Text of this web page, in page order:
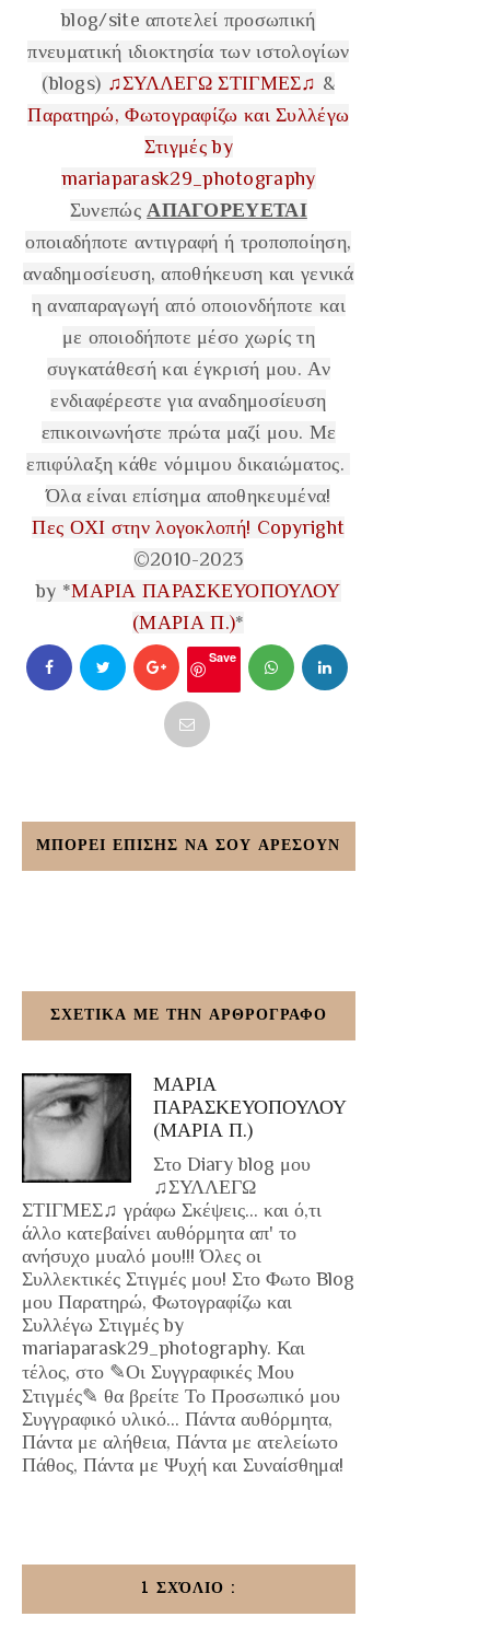
blog/site αποτελεί προσωπική
πνευματική ιδιοκτησία των ιστολογίων
(blogs) ♫ΣΥΛΛΕΓΩ ΣΤΙΓΜΕΣ♫ &
Παρατηρώ, Φωτογραφίζω και Συλλέγω
Στιγμές by
mariaparask29_photography
Συνεπώς ΑΠΑΓΟΡΕΥΕΤΑΙ
οποιαδήποτε αντιγραφή ή τροποποίηση,
αναδημοσίευση, αποθήκευση και γενικά
η αναπαραγωγή από οποιονδήποτε και
με οποιοδήποτε μέσο χωρίς τη
συγκατάθεσή και έγκρισή μου. Αν
ενδιαφέρεστε για αναδημοσίευση
επικοινωνήστε πρώτα μαζί μου. Με
επιφύλαξη κάθε νόμιμου δικαιώματος.
Όλα είναι επίσημα αποθηκευμένα!
Πες ΟΧΙ στην λογοκλοπή! Copyright
©2010-2023
by *ΜΑΡΙΑ ΠΑΡΑΣΚΕΥΟΠΟΥΛΟΥ
(ΜΑΡΙΑ Π.)*
Save
ΜΠΟΡΕΙ ΕΠΙΣΗΣ ΝΑ ΣΟΥ ΑΡΕΣΟΥΝ
ΣΧΕΤΙΚΑ ΜΕ ΤΗΝ ΑΡΘΡΟΓΡΑΦΟ
ΜΑΡΙΑ
ΠΑΡΑΣΚΕΥΟΠΟΥΛΟΥ
(ΜΑΡΙΑ Π.)
Στο Diary blog μου
♫ΣΥΛΛΕΓΩ
ΣΤΙΓΜΕΣ♫ γράφω Σκέψεις... και ό,τι
άλλο κατεβαίνει αυθόρμητα απ' το
ανήσυχο μυαλό μου!!! Όλες οι
Συλλεκτικές Στιγμές μου! Στο Φωτο Blog
μου Παρατηρώ, Φωτογραφίζω και
Συλλέγω Στιγμές by
mariaparask29_photography. Και
τέλος, στο ✎Οι Συγγραφικές Μου
Στιγμές✎ θα βρείτε Το Προσωπικό μου
Συγγραφικό υλικό... Πάντα αυθόρμητα,
Πάντα με αλήθεια, Πάντα με ατελείωτο
Πάθος, Πάντα με Ψυχή και Συναίσθημα!
1 ΣΧΌΛΙΟ :